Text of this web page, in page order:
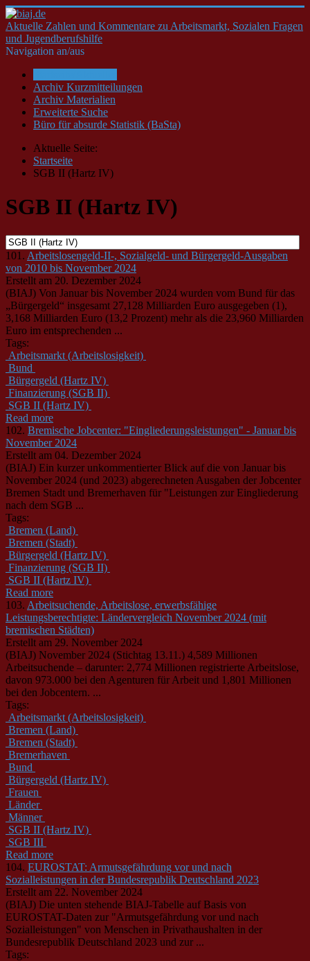
Aktuelle Zahlen und Kommentare zu Arbeitsmarkt, Sozialen Fragen
und Jugendberufshilfe
Navigation an/aus
Archiv Kurzmitteilungen
Archiv Materialien
Erweiterte Suche
Büro für absurde Statistik (BaSta)
Aktuelle Seite:
Startseite
SGB II (Hartz IV)
SGB II (Hartz IV)
101. Arbeitslosengeld-II-, Sozialgeld- und Bürgergeld-Ausgaben
von 2010 bis November 2024
Erstellt am 20. Dezember 2024
(BIAJ) Von Januar bis November 2024 wurden vom Bund für das
„Bürgergeld“ insgesamt 27,128 Milliarden Euro ausgegeben (1),
3,168 Milliarden Euro (13,2 Prozent) mehr als die 23,960 Milliarden
Euro im entsprechenden ...
Tags:
Arbeitsmarkt (Arbeitslosigkeit)
Bund
Bürgergeld (Hartz IV)
Finanzierung (SGB II)
SGB II (Hartz IV)
Read more
102. Bremische Jobcenter: "Eingliederungsleistungen" - Januar bis
November 2024
Erstellt am 04. Dezember 2024
(BIAJ) Ein kurzer unkommentierter Blick auf die von Januar bis
November 2024 (und 2023) abgerechneten Ausgaben der Jobcenter
Bremen Stadt und Bremerhaven für "Leistungen zur Eingliederung
nach dem SGB ...
Tags:
Bremen (Land)
Bremen (Stadt)
Bürgergeld (Hartz IV)
Finanzierung (SGB II)
SGB II (Hartz IV)
Read more
103. Arbeitsuchende, Arbeitslose, erwerbsfähige
Leistungsberechtigte: Ländervergleich November 2024 (mit
bremischen Städten)
Erstellt am 29. November 2024
(BIAJ) November 2024 (Stichtag 13.11.) 4,589 Millionen
Arbeitsuchende – darunter: 2,774 Millionen registrierte Arbeitslose,
davon 973.000 bei den Agenturen für Arbeit und 1,801 Millionen
bei den Jobcentern. ...
Tags:
Arbeitsmarkt (Arbeitslosigkeit)
Bremen (Land)
Bremen (Stadt)
Bremerhaven
Bund
Bürgergeld (Hartz IV)
Frauen
Länder
Männer
SGB II (Hartz IV)
SGB III
Read more
104. EUROSTAT: Armutsgefährdung vor und nach
Sozialleistungen in der Bundesrepublik Deutschland 2023
Erstellt am 22. November 2024
(BIAJ) Die unten stehende BIAJ-Tabelle auf Basis von
EUROSTAT-Daten zur "Armutsgefährdung vor und nach
Sozialleistungen" von Menschen in Privathaushalten in der
Bundesrepublik Deutschland 2023 und zur ...
Tags: